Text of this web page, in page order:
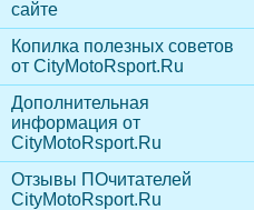
сайте
Копилка полезных советов
от CityMotoRsport.Ru
Дополнительная
информация от
CityMotoRsport.Ru
Отзывы ПОчитателей
CityMotoRsport.Ru